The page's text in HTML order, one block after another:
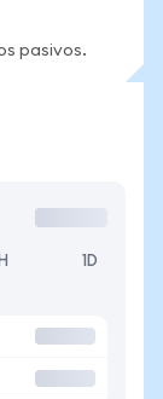
pasivos.
1D